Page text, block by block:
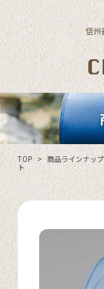
Skip to content
信州
TOP > 商品ラインナップ
ト